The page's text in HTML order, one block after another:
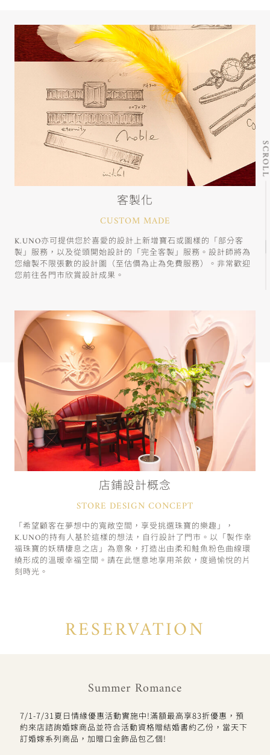
客製化
CUSTOM MADE
K.UNO亦可提供您於喜愛的設計上新增寶石或圖樣的「部分客
製」服務，以及從頭開始設計的「完全客製」服務。設計師將為
您繪製不限張數的設計圖（至估價為止為免費服務）。非常歡迎
您前往各門市欣賞設計成果。
店鋪設計概念
STORE DESIGN CONCEPT
「希望顧客在夢想中的寬敞空間，享受挑選珠寶的樂趣」，
K.UNO的持有人基於這樣的想法，自行設計了門市。以「製作幸
福珠寶的妖精棲息之店」為意象，打造出由柔和鮭魚粉色曲線環
繞形成的溫暖幸福空間。請在此愜意地享用茶飲，度過愉悅的片
刻時光。
RESERVATION
Summer Romance
7/1-7/31夏日情緣優惠活動實施中!滿額最高享83折優惠，預
約來店諮詢婚嫁商品並符合活動資格贈結婚書約乙份，當天下
訂婚嫁系列商品，加贈口金飾品包乙個!